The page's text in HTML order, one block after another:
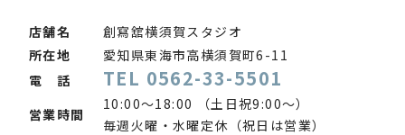
店舗名
創寫舘横須賀スタジオ
所在地
愛知県東海市高横須賀町6-11
電 話
TEL 0562-33-5501
営業時間
10:00～18:00 （土日祝9:00〜）
毎週火曜・水曜定休（祝日は営業）